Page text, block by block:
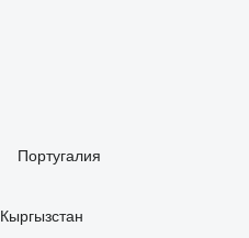
Португалия
Кыргызстан